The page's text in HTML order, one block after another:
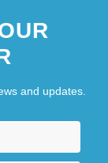
and updates.